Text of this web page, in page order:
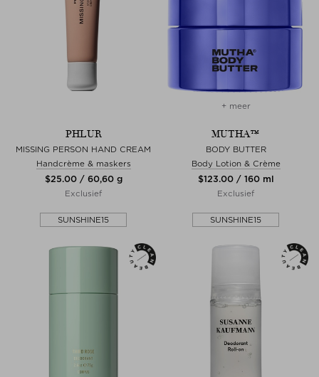
PHLUR
MISSING PERSON HAND CREAM
Handcrème & maskers
$‌25.00 / 60,60 g
Exclusief
SUNSHINE15
+ meer
MUTHA™
BODY BUTTER
Body Lotion & Crème
$‌123.00 / 160 ml
Exclusief
SUNSHINE15